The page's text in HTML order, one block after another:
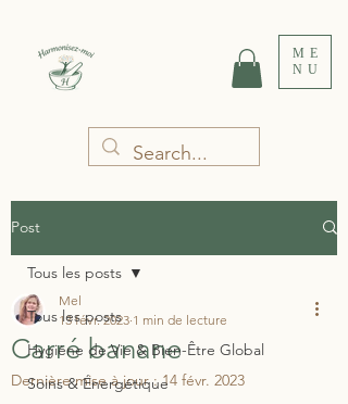
ME
NU
Post
Tous les posts
Hygiène de Vie & Bien-Être Global
Soins & Énergétique
Tous les posts
Carré banane
Mel
13 févr. 2023 1 min de lecture
Dernière mise à jour :14 févr. 2023